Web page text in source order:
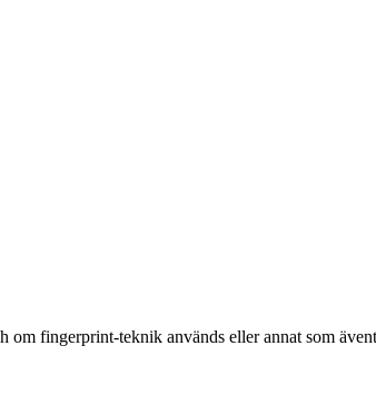
fingerprint-teknik används eller annat som